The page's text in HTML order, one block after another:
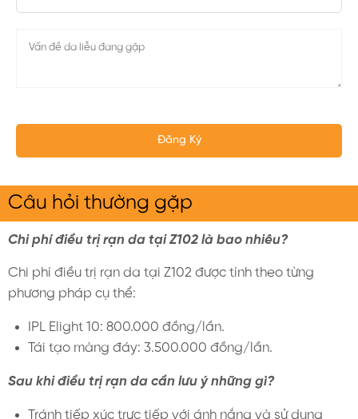
Câu hỏi thường gặp
Chi phí điều trị rạn da tại Z102 là bao nhiêu?
Chi phí điều trị rạn da tại Z102 được tính theo từng
phương pháp cụ thể:
IPL Elight 10: 800.000 đồng/lần.
Tái tạo màng đáy: 3.500.000 đồng/lần.
Sau khi điều trị rạn da cần lưu ý những gì?
Tránh tiếp xúc trực tiếp với ánh nắng và sử dụng